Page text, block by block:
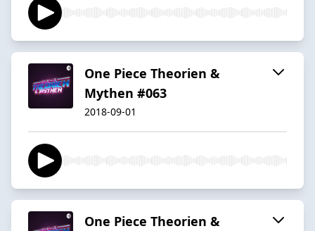
One Piece Theorien &
Mythen #063
2018-09-01
One Piece Theorien &